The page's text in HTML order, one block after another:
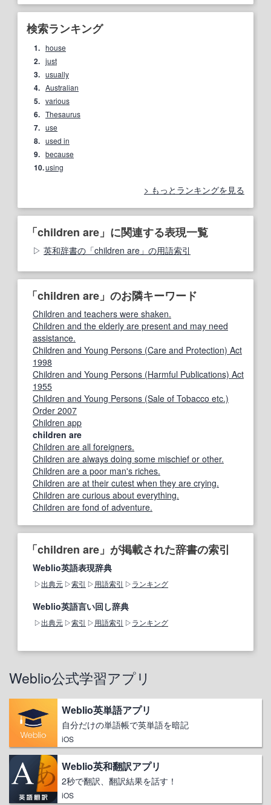
検索ランキング
1. house
2. just
3. usually
4. Australian
5. various
6. Thesaurus
7. use
8. used in
9. because
10.using
もっとランキングを見る
「children are」に関連する表現一覧
英和辞書の「children are」の用語索引
「children are」のお隣キーワード
Children and teachers were shaken.
Children and the elderly are present and may need
assistance.
Children and Young Persons (Care and Protection) Act
1998
Children and Young Persons (Harmful Publications) Act
1955
Children and Young Persons (Sale of Tobacco etc.)
Order 2007
Children app
children are
Children are all foreigners.
Children are always doing some mischief or other.
Children are a poor man's riches.
Children are at their cutest when they are crying.
Children are curious about everything.
Children are fond of adventure.
「children are」が掲載された辞書の索引
Weblio英語表現辞典
出典元 索引 用語索引 ランキング
Weblio英語言い回し辞典
出典元 索引 用語索引 ランキング
Weblio公式学習アプリ
Weblio英単語アプリ
自分だけの単語帳で英単語を暗記
iOS
Weblio英和翻訳アプリ
2秒で翻訳、翻訳結果を話す！
iOS